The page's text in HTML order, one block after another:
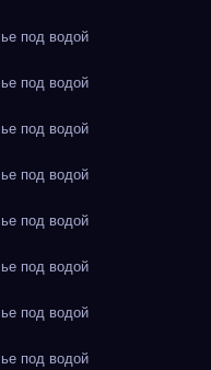
под водой
под водой
под водой
под водой
под водой
под водой
под водой
под водой